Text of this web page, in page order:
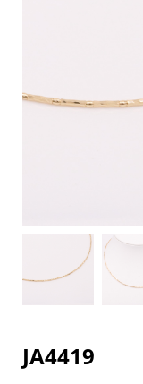
JA4419